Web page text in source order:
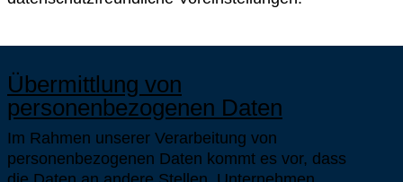
Übermittlung von
personenbezogenen Daten
Im Rahmen unserer Verarbeitung von
personenbezogenen Daten kommt es vor, dass